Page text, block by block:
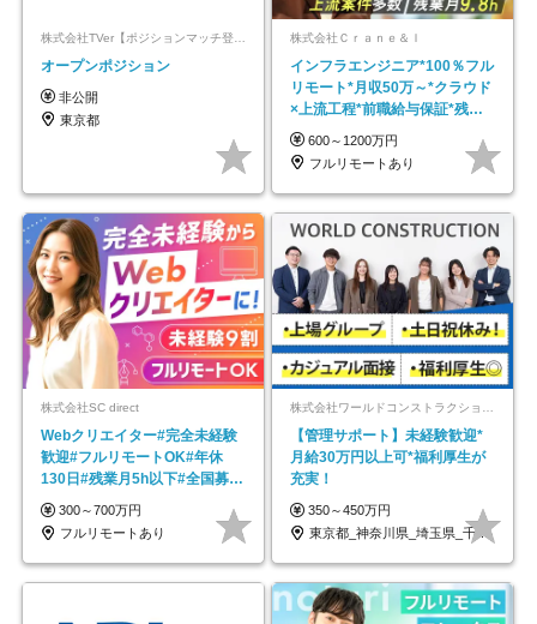
株式会社TVer【ポジションマッチ登録】
オープンポジション
非公開
東京都
株式会社Ｃｒａｎｅ＆Ｉ
インフラエンジニア*100％フル
リモート*月収50万～*クラウド
×上流工程*前職給与保証*残業
月9.8h
600～1200万円
フルリモートあり
株式会社SC direct
Webクリエイター#完全未経験
歓迎#フルリモートOK#年休
130日#残業月5h以下#全国募集
#最大1年の研修
300～700万円
フルリモートあり
【管理サポート】未経験歓迎*
月給30万円以上可*福利厚生が
充実！
350～450万円
東京都_神奈川県_埼玉県_千葉県_大阪府…